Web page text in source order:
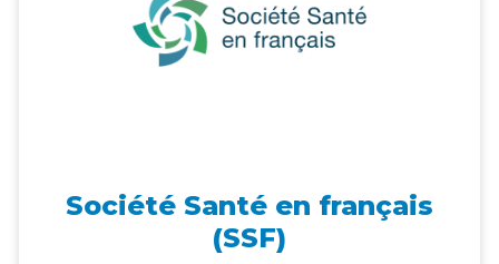
Société Santé en français
(SSF)